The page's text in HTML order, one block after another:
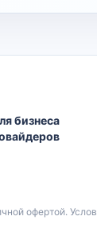
бизнеса
офертой.